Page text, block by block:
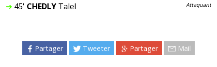
➔45' CHEDLY Talel Attaquant
Partager Tweeter Partager Mail